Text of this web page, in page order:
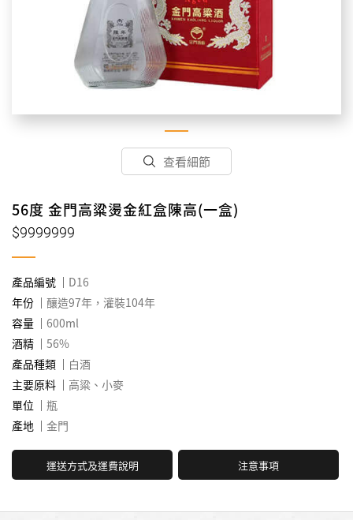
查看細節
56度 金門高粱燙金紅盒陳高(一盒)
$9999999
產品編號
D16
年份
釀造97年，灌裝104年
容量
600ml
酒精
56%
產品種類
白酒
主要原料
高粱、小麥
單位
瓶
產地
金門
運送方式及運費說明 注意事項